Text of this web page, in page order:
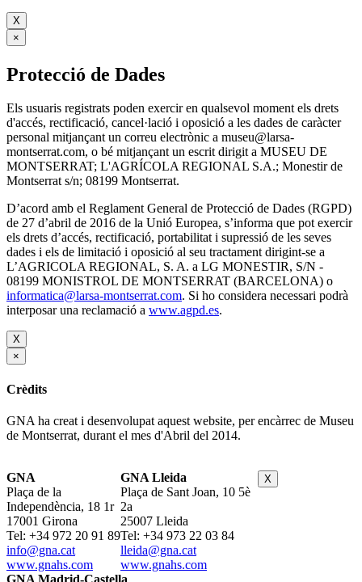
X
×
Protecció de Dades
Els usuaris registrats poden exercir en qualsevol moment els drets
d'accés, rectificació, cancel·lació i oposició a les dades de caràcter
personal mitjançant un correu electrònic a museu@larsa-
montserrat.com, o bé mitjançant un escrit dirigit a MUSEU DE
MONTSERRAT; L'AGRÍCOLA REGIONAL S.A.; Monestir de
Montserrat s/n; 08199 Montserrat.
D’acord amb el Reglament General de Protecció de Dades (RGPD)
de 27 d’abril de 2016 de la Unió Europea, s’informa que pot exercir
els drets d’accés, rectificació, portabilitat i supressió de les seves
dades i els de limitació i oposició al seu tractament dirigint-se a
L’AGRICOLA REGIONAL, S. A. a LG MONESTIR, S/N -
08199 MONISTROL DE MONTSERRAT (BARCELONA) o
informatica@larsa-montserrat.com. Si ho considera necessari podrà
interposar una reclamació a www.agpd.es.
X
×
Crèdits
GNA ha creat i desenvolupat aquest website, per encàrrec de Museu
de Montserrat, durant el mes d'Abril del 2014.
GNA
Plaça de la
Independència, 18 1r
17001 Girona
Tel: +34 972 20 91 89
info@gna.cat
www.gnahs.com
GNA Lleida
Plaça de Sant Joan, 10 5è
2a
25007 Lleida
Tel: +34 973 22 03 84
lleida@gna.cat
www.gnahs.com
GNA Madrid-Castella
X